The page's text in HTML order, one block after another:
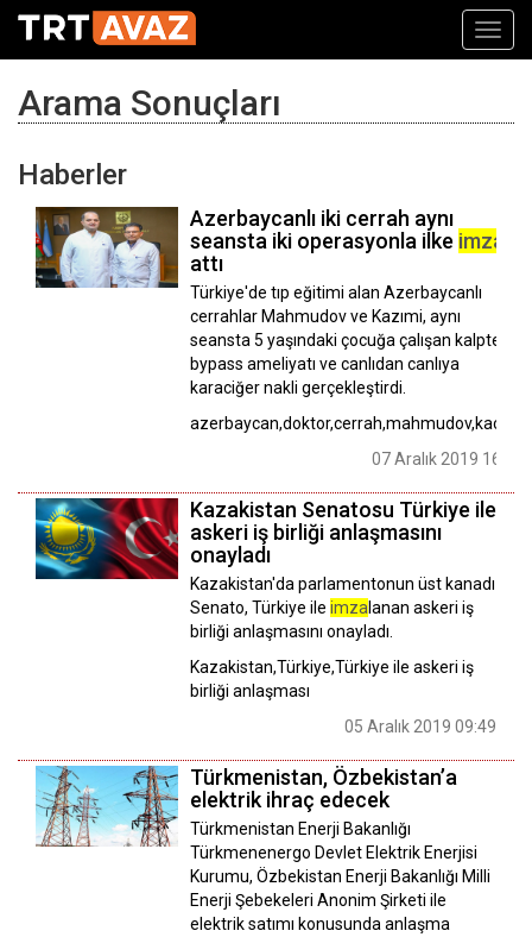
Arama Sonuçları
Haberler
Azerbaycanlı iki cerrah aynı
seansta iki operasyonla ilke imza
attı
Türkiye'de tıp eğitimi alan Azerbaycanlı
cerrahlar Mahmudov ve Kazımi, aynı
seansta 5 yaşındaki çocuğa çalışan kalpte
bypass ameliyatı ve canlıdan canlıya
karaciğer nakli gerçekleştirdi.
azerbaycan,doktor,cerrah,mahmudov,kacımi
07 Aralık 2019 16:40
Kazakistan Senatosu Türkiye ile
askeri iş birliği anlaşmasını
onayladı
Kazakistan'da parlamentonun üst kanadı
Senato, Türkiye ile imza lanan askeri iş
birliği anlaşmasını onayladı.
Kazakistan,Türkiye,Türkiye ile askeri iş
birliği anlaşması
05 Aralık 2019 09:49
Türkmenistan, Özbekistan’a
elektrik ihraç edecek
Türkmenistan Enerji Bakanlığı
Türkmenenergo Devlet Elektrik Enerjisi
Kurumu, Özbekistan Enerji Bakanlığı Milli
Enerji Şebekeleri Anonim Şirketi ile
elektrik satımı konusunda anlaşma